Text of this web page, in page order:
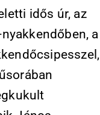
idős úr, az
a